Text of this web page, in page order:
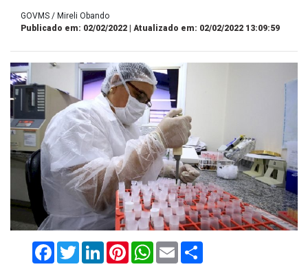
GOVMS / Mireli Obando
Publicado em: 02/02/2022 | Atualizado em: 02/02/2022 13:09:59
FacebookTwitterLinkedInPinterestWhatsApp
Email